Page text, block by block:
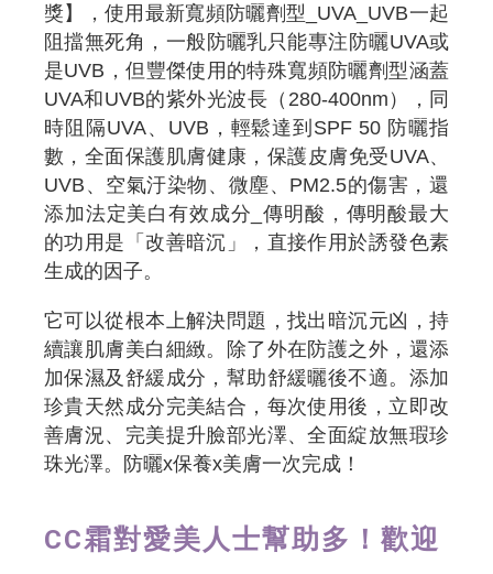
獎】，使用最新寬頻防曬劑型_UVA_UVB一起
阻擋無死角，一般防曬乳只能專注防曬UVA或
是UVB，但豐傑使用的特殊寬頻防曬劑型涵蓋
UVA和UVB的紫外光波長（280-400nm），同
時阻隔UVA、UVB，輕鬆達到SPF 50 防曬指
數，全面保護肌膚健康，保護皮膚免受UVA、
UVB、空氣汙染物、微塵、PM2.5的傷害，還
添加法定美白有效成分_傳明酸，傳明酸最大
的功用是「改善暗沉」，直接作用於誘發色素
生成的因子。
它可以從根本上解決問題，找出暗沉元凶，持
續讓肌膚美白細緻。除了外在防護之外，還添
加保濕及舒緩成分，幫助舒緩曬後不適。添加
珍貴天然成分完美結合，每次使用後，立即改
善膚況、完美提升臉部光澤、全面綻放無瑕珍
珠光澤。防曬x保養x美膚一次完成！
CC霜對愛美人士幫助多！歡迎